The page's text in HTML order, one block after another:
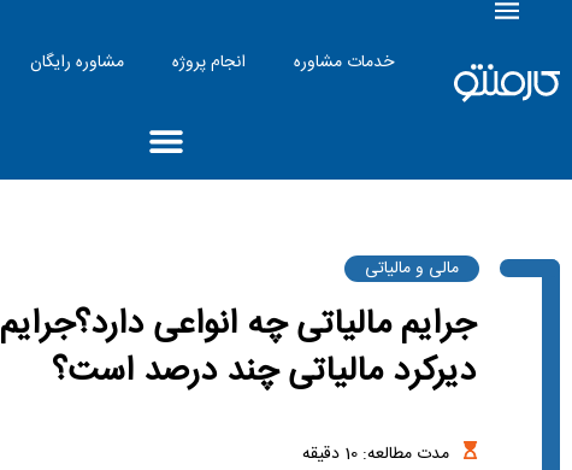
خدمات مشاوره انجام پروژه مشاوره رایگان
مالی و مالیاتی
جرایم مالیاتی چه انواعی دارد؟جرایم
دیرکرد مالیاتی چند درصد است؟
مدت مطالعه: 10 دقیقه